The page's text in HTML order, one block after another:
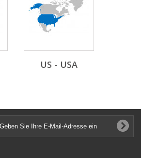
US - USA